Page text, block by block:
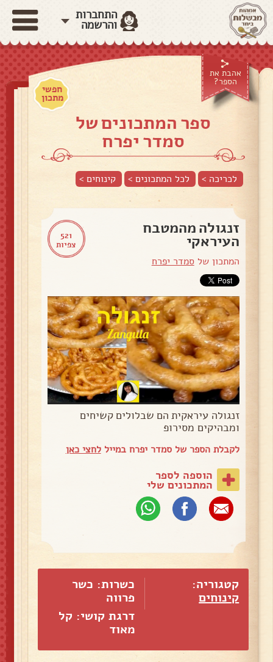
התחברות
והרשמה
אהבת את
הספר?
חפשי
מתכון
ספר המתכונים של
סמדר יפרח
לכריכה > לכל המתכונים > קינוחים>
521
צפיות
זנגולה מהמטבח
העיראקי
המתכון שלסמדר יפרח
זנגולה עיראקית הם שבלולים קשיחים
ומבהיקים מסירופ
לקבלת הספר של סמדר יפרח במייללחצי כאן
הוספה לספר
המתכונים שלי
קטגוריה:
קינוחים
כשרות: כשר
פרווה
דרגת קושי: קל
מאוד